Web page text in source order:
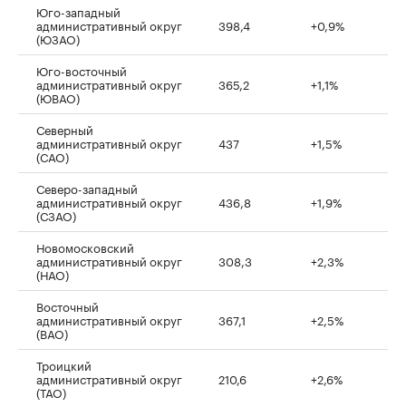
Юго-западный
административный округ
(ЮЗАО)
398,4 +0,9%
Юго-восточный
административный округ
(ЮВАО)
365,2 +1,1%
Северный
административный округ
(САО)
437 +1,5%
Северо-западный
административный округ
(СЗАО)
436,8 +1,9%
Новомосковский
административный округ
(НАО)
308,3 +2,3%
Восточный
административный округ
(ВАО)
367,1 +2,5%
Троицкий
административный округ
(ТАО)
210,6 +2,6%